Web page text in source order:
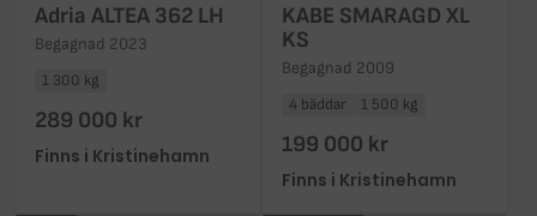
Adria ALTEA 362 LH
Begagnad 2023
1 300 kg
289 000 kr
Finns i Kristinehamn
KABE SMARAGD XL
KS
Begagnad 2009
4 bäddar 1 500 kg
199 000 kr
Finns i Kristinehamn